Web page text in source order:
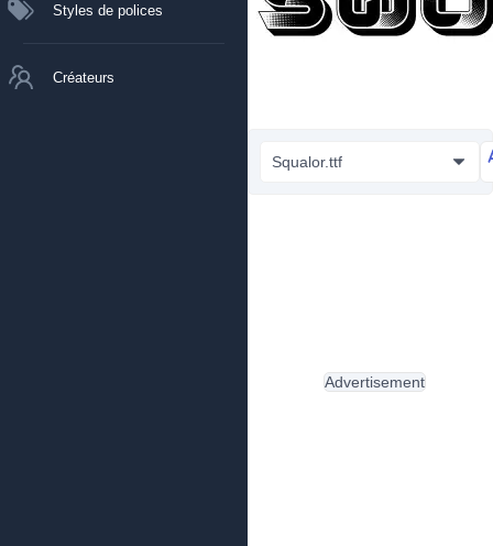
Styles de polices
Créateurs
Squalor.ttf
Advertisement